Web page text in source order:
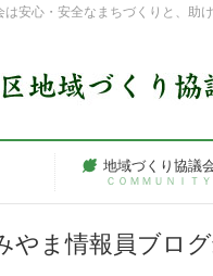
安心・安全なまちづくりと、助
地域づくり協議
ＣＯＭＭＵＮＩＴＹ
やま情報員ブロ